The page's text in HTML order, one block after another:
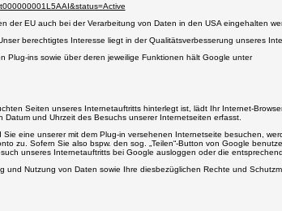
der EU auch bei der Verarbeitung von Daten in den USA eingehalten
berechtigtes Interesse liegt in der Qualitätsverbesserung unseres
Plug-ins sowie über deren jeweilige Funktionen hält Google unter
Seiten unseres Internetauftritts hinterlegt ist, lädt Ihr Internet-
und Uhrzeit des Besuchs unserer Internetseiten erfasst.
eine unserer mit dem Plug-in versehenen Internetseite besuchen,
zu. Sofern Sie also bspw. den sog. „Teilen“-Button von Google
unseres Internetauftritts bei Google ausloggen oder die
und Nutzung von Daten sowie Ihre diesbezüglichen Rechte und